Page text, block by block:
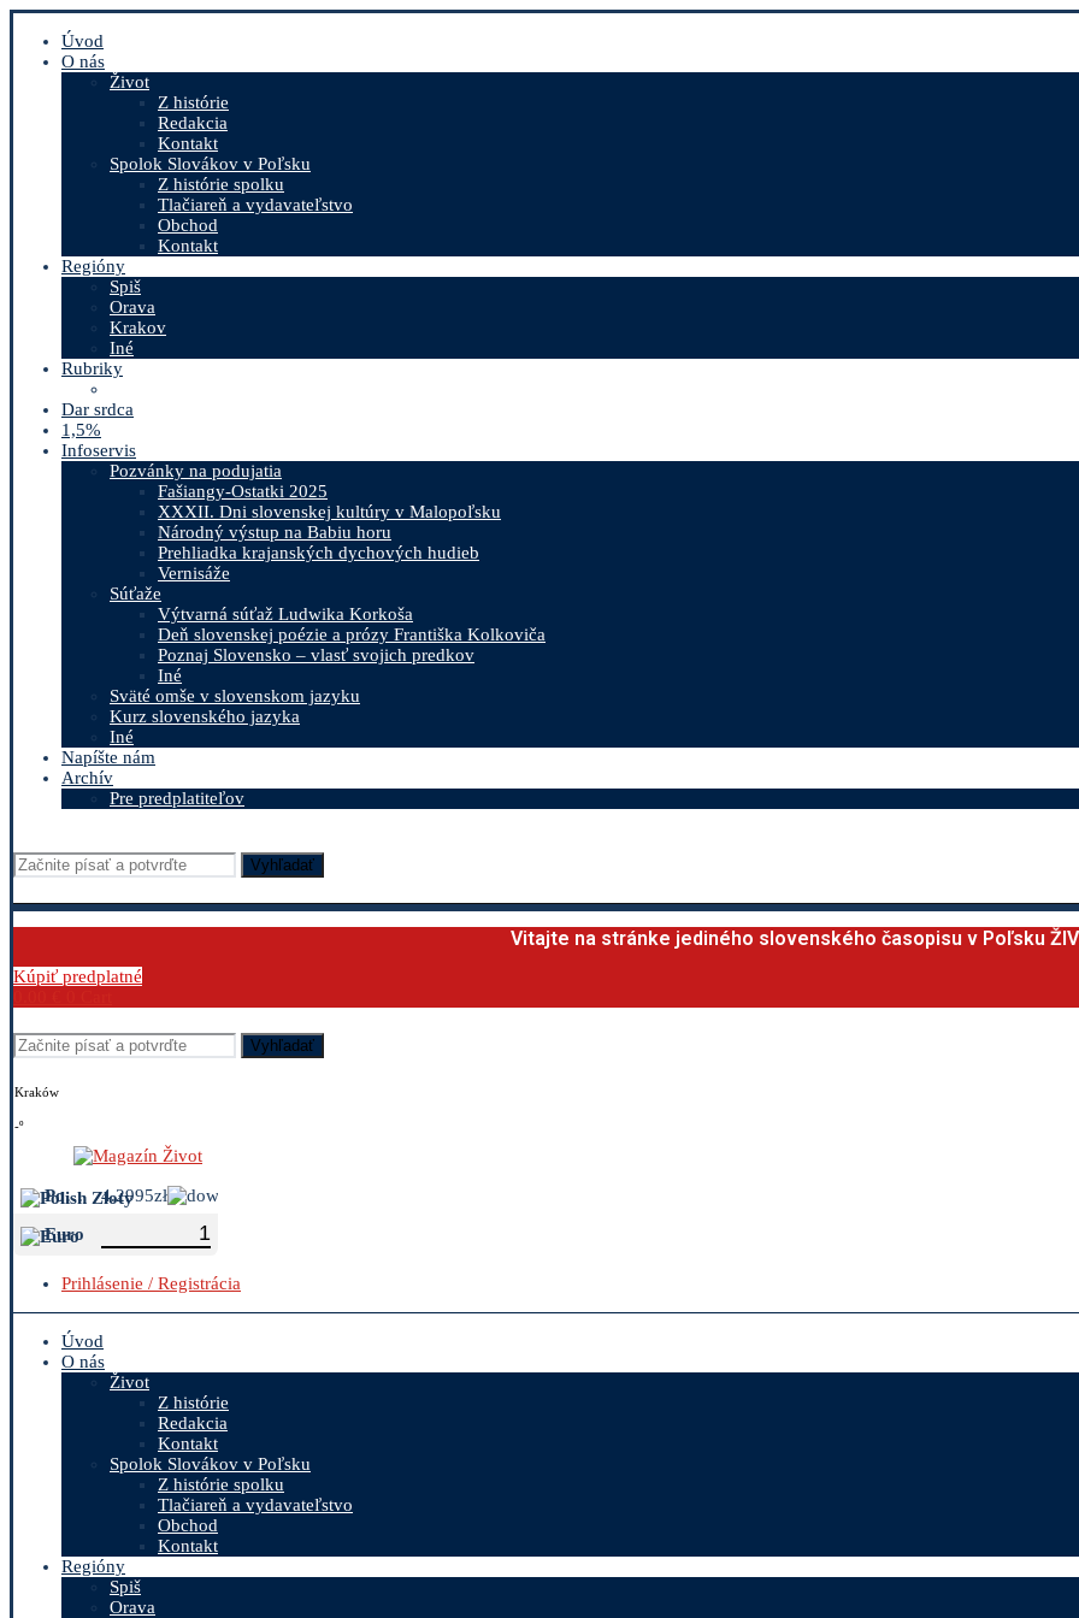
Úvod
O nás
Život
Z histórie
Redakcia
Kontakt
Spolok Slovákov v Poľsku
Z histórie spolku
Tlačiareň a vydavateľstvo
Obchod
Kontakt
Regióny
Spiš
Orava
Krakov
Iné
Rubriky
Dar srdca
1,5%
Infoservis
Pozvánky na podujatia
Fašiangy-Ostatki 2025
XXXII. Dni slovenskej kultúry v Malopoľsku
Národný výstup na Babiu horu
Prehliadka krajanských dychových hudieb
Vernisáže
Súťaže
Výtvarná súťaž Ludwika Korkoša
Deň slovenskej poézie a prózy Františka Kolkoviča
Poznaj Slovensko – vlasť svojich predkov
Iné
Sväté omše v slovenskom jazyku
Kurz slovenského jazyka
Iné
Napíšte nám
Archív
Pre predplatiteľov
Vyhľadať
Vitajte na stránke jediného slovenského časopisu v Poľsku
Kúpiť predplatné
Vyhľadať
Kraków
-º
Polish Zloty
4.2995zł
Euro
Prihlásenie / Registrácia
Úvod
O nás
Život
Z histórie
Redakcia
Kontakt
Spolok Slovákov v Poľsku
Z histórie spolku
Tlačiareň a vydavateľstvo
Obchod
Kontakt
Regióny
Spiš
Orava